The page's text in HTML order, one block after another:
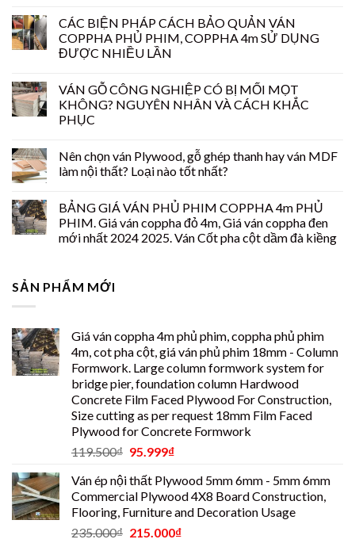
CÁC BIỆN PHÁP CÁCH BẢO QUẢN VÁN
COPPHA PHỦ PHIM, COPPHA 4m SỬ DỤNG
ĐƯỢC NHIỀU LẦN
VÁN GỖ CÔNG NGHIỆP CÓ BỊ MỐI MỌT
KHÔNG? NGUYÊN NHÂN VÀ CÁCH KHẮC
PHỤC
Nên chọn ván Plywood, gỗ ghép thanh hay ván MDF
làm nội thất? Loại nào tốt nhất?
BẢNG GIÁ VÁN PHỦ PHIM COPPHA 4m PHỦ
PHIM. Giá ván coppha đỏ 4m, Giá ván coppha đen
mới nhất 2024 2025. Ván Cốt pha cột dầm đà kiềng
SẢN PHẨM MỚI
Giá ván coppha 4m phủ phim, coppha phủ phim
4m, cot pha cột, giá ván phủ phim 18mm - Column
Formwork. Large column formwork system for
bridge pier, foundation column Hardwood
Concrete Film Faced Plywood For Construction,
Size cutting as per request 18mm Film Faced
Plywood for Concrete Formwork
119.500₫ 95.999₫
Ván ép nội thất Plywood 5mm 6mm - 5mm 6mm
Commercial Plywood 4X8 Board Construction,
Flooring, Furniture and Decoration Usage
235.000₫ 215.000₫